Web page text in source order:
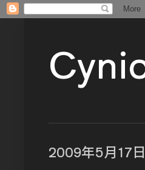
2009年5月17